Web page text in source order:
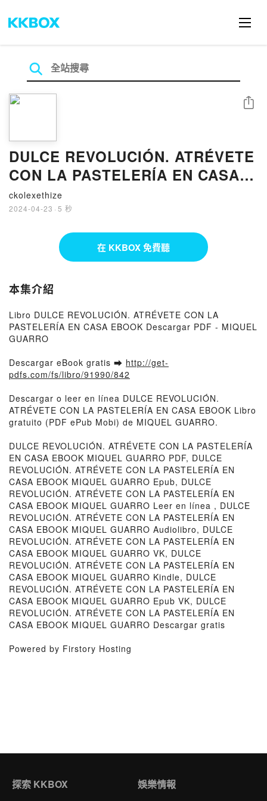
DULCE REVOLUCIÓN. ATRÉVETE
CON LA PASTELERÍA EN CASA
EBOOK leer el libro
ckolexethize
2024-04-23 · 5 秒
分享
在 KKBOX 免費聽
本集介紹
Libro DULCE REVOLUCIÓN. ATRÉVETE CON LA
PASTELERÍA EN CASA EBOOK Descargar PDF - MIQUEL
GUARRO
Descargar eBook gratis ➡ http://get-
pdfs.com/fs/libro/91990/842
Descargar o leer en línea DULCE REVOLUCIÓN.
ATRÉVETE CON LA PASTELERÍA EN CASA EBOOK Libro
gratuito (PDF ePub Mobi) de MIQUEL GUARRO.
DULCE REVOLUCIÓN. ATRÉVETE CON LA PASTELERÍA
EN CASA EBOOK MIQUEL GUARRO PDF, DULCE
REVOLUCIÓN. ATRÉVETE CON LA PASTELERÍA EN
CASA EBOOK MIQUEL GUARRO Epub, DULCE
REVOLUCIÓN. ATRÉVETE CON LA PASTELERÍA EN
CASA EBOOK MIQUEL GUARRO Leer en línea , DULCE
REVOLUCIÓN. ATRÉVETE CON LA PASTELERÍA EN
CASA EBOOK MIQUEL GUARRO Audiolibro, DULCE
REVOLUCIÓN. ATRÉVETE CON LA PASTELERÍA EN
CASA EBOOK MIQUEL GUARRO VK, DULCE
REVOLUCIÓN. ATRÉVETE CON LA PASTELERÍA EN
CASA EBOOK MIQUEL GUARRO Kindle, DULCE
REVOLUCIÓN. ATRÉVETE CON LA PASTELERÍA EN
CASA EBOOK MIQUEL GUARRO Epub VK, DULCE
REVOLUCIÓN. ATRÉVETE CON LA PASTELERÍA EN
CASA EBOOK MIQUEL GUARRO Descargar gratis
Powered by Firstory Hosting
探索 KKBOX 娛樂情報